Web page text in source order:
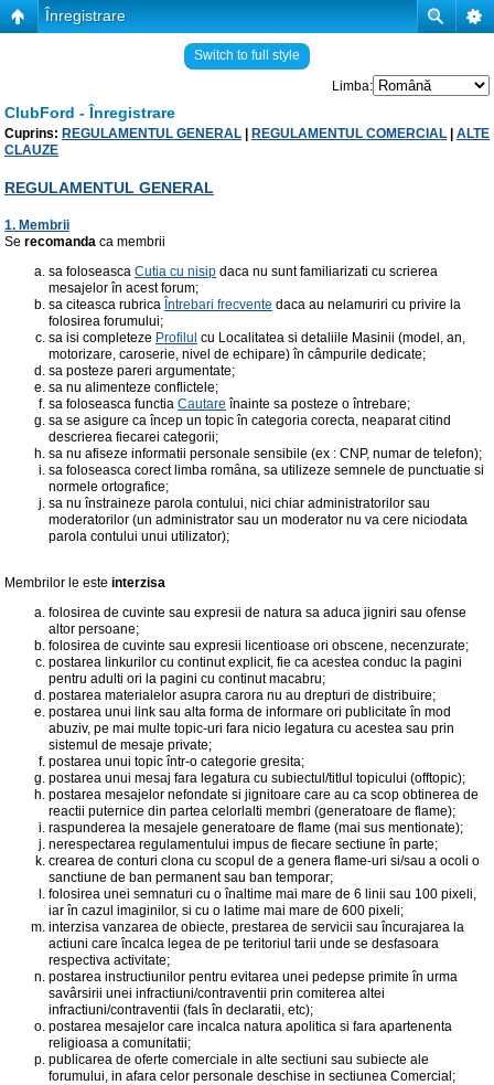
Înregistrare
Switch to full style
Limba:
ClubFord - Înregistrare
Cuprins: REGULAMENTUL GENERAL REGULAMENTUL COMERCIAL
ALTE
CLAUZE
REGULAMENTUL GENERAL
1. Membrii
Se recomanda ca membrii
sa foloseasca Cutia cu nisip daca nu sunt familiarizati cu scrierea
mesajelor în acest forum;
sa citeasca rubrica Întrebari frecvente daca au nelamuriri cu privire la
folosirea forumului;
sa isi completeze Profilul cu Localitatea si detaliile Masinii (model, an,
motorizare, caroserie, nivel de echipare) în câmpurile dedicate;
sa posteze pareri argumentate;
sa nu alimenteze conflictele;
sa foloseasca functia Cautare înainte sa posteze o întrebare;
sa se asigure ca încep un topic în categoria corecta, neaparat citind
descrierea fiecarei categorii;
sa nu afiseze informatii personale sensibile (ex : CNP, numar de telefon);
sa foloseasca corect limba româna, sa utilizeze semnele de punctuatie si
normele ortografice;
sa nu înstraineze parola contului, nici chiar administratorilor sau
moderatorilor (un administrator sau un moderator nu va cere niciodata
parola contului unui utilizator);
Membrilor le este interzisa
folosirea de cuvinte sau expresii de natura sa aduca jigniri sau ofense
altor persoane;
folosirea de cuvinte sau expresii licentioase ori obscene, necenzurate;
postarea linkurilor cu continut explicit, fie ca acestea conduc la pagini
pentru adulti ori la pagini cu continut macabru;
postarea materialelor asupra carora nu au drepturi de distribuire;
postarea unui link sau alta forma de informare ori publicitate în mod
abuziv, pe mai multe topic-uri fara nicio legatura cu acestea sau prin
sistemul de mesaje private;
postarea unui topic într-o categorie gresita;
postarea unui mesaj fara legatura cu subiectul/titlul topicului (offtopic);
postarea mesajelor nefondate si jignitoare care au ca scop obtinerea de
reactii puternice din partea celorlalti membri (generatoare de flame);
raspunderea la mesajele generatoare de flame (mai sus mentionate);
nerespectarea regulamentului impus de fiecare sectiune în parte;
crearea de conturi clona cu scopul de a genera flame-uri si/sau a ocoli o
sanctiune de ban permanent sau ban temporar;
folosirea unei semnaturi cu o înaltime mai mare de 6 linii sau 100 pixeli,
iar în cazul imaginilor, si cu o latime mai mare de 600 pixeli;
interzisa vanzarea de obiecte, prestarea de servicii sau încurajarea la
actiuni care încalca legea de pe teritoriul tarii unde se desfasoara
respectiva activitate;
postarea instructiunilor pentru evitarea unei pedepse primite în urma
savârsirii unei infractiuni/contraventii prin comiterea altei
infractiuni/contraventii (fals în declaratii, etc);
postarea mesajelor care incalca natura apolitica si fara apartenenta
religioasa a comunitatii;
publicarea de oferte comerciale in alte sectiuni sau subiecte ale
forumului, in afara celor personale deschise in sectiunea Comercial;